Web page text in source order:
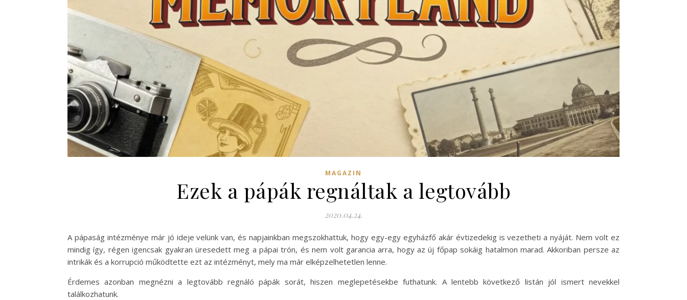
MAGAZIN
Ezek a pápák regnáltak a legtovább
2020.04.24.
A pápaság intézménye már jó ideje velünk van, és napjainkban megszokhattuk, hogy egy-egy egyházfő akár évtizedekig is vezetheti a nyáját. Nem volt ez
mindig így, régen igencsak gyakran üresedett meg a pápai trón, és nem volt garancia arra, hogy az új főpap sokáig hatalmon marad. Akkoriban persze az
intrikák és a korrupció működtette ezt az intézményt, mely ma már elképzelhetetlen lenne.
Érdemes azonban megnézni a legtovább regnáló pápák sorát, hiszen meglepetésekbe futhatunk. A lentebb következő listán jól ismert nevekkel
találkozhatunk.